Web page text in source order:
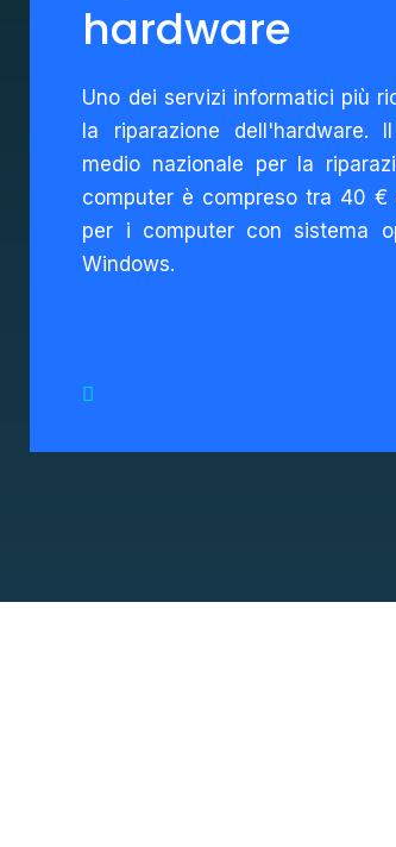
hardware
Uno dei servizi informatici più
la riparazione dell'hardware.
medio nazionale per la
computer è compreso tra 40 €
per i computer con sistema
Windows.